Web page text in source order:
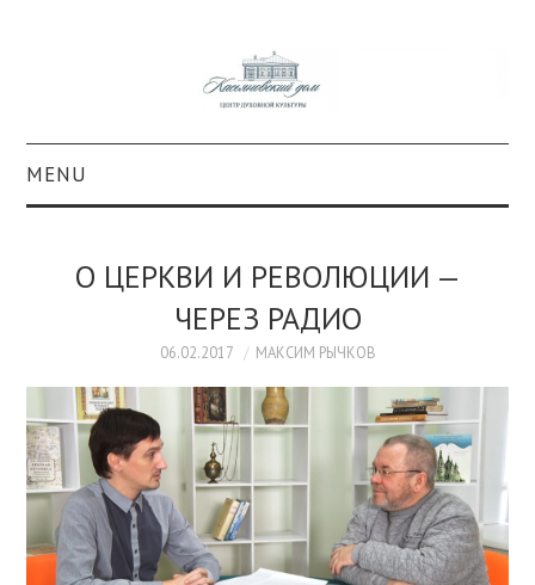
MENU
КОЛЛЕКЦИИ
КУЛЬТУРА
ОБРАЗОВАНИЕ
ПРОСВЕЩЕНИЕ
О ЦЕРКВИ И РЕВОЛЮЦИИ —
ЧЕРЕЗ РАДИО
06.02.2017 МАКСИМ РЫЧКОВ